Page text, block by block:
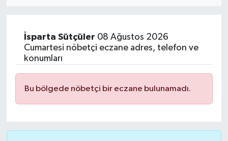
İsparta Sütçüler 08 Ağustos 2026
Cumartesi nöbetçi eczane adres, telefon ve
konumları
Bu bölgede nöbetçi bir eczane bulunamadı.
Sağlık